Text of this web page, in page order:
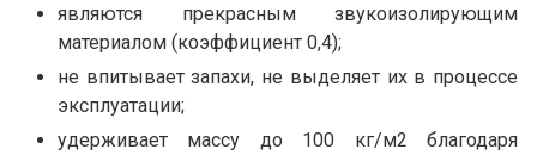
являются прекрасным звукоизолирующим
материалом (коэффициент 0,4);
не впитывает запахи, не выделяет их в процессе
эксплуатации;
удерживает массу до 100 кг/м2 благодаря